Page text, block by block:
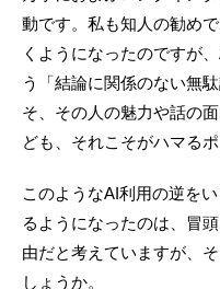
動です。私も知人の勧め
くようになったのですが
う「結論に関係のない無
そ、その人の魅力や話の
ども、それこそがハマる
このようなAI利用の逆を
るようになったのは、冒
由だと考えていますが、
しょうか。